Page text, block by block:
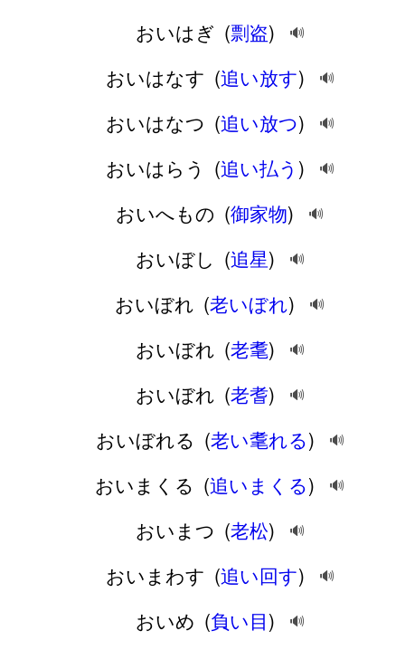
おいはぎ (剽盗) 🔊
おいはなす (追い放す) 🔊
おいはなつ (追い放つ) 🔊
おいはらう (追い払う ) 🔊
おいへもの (御家物) 🔊
おいぼし (追星) 🔊
おいぼれ (老いぼれ) 🔊
おいぼれ (老耄) 🔊
おいぼれ (老耆) 🔊
おいぼれる (老い耄れる) 🔊
おいまくる (追いまくる) 🔊
おいまつ (老松) 🔊
おいまわす (追い回す) 🔊
おいめ (負い目) 🔊